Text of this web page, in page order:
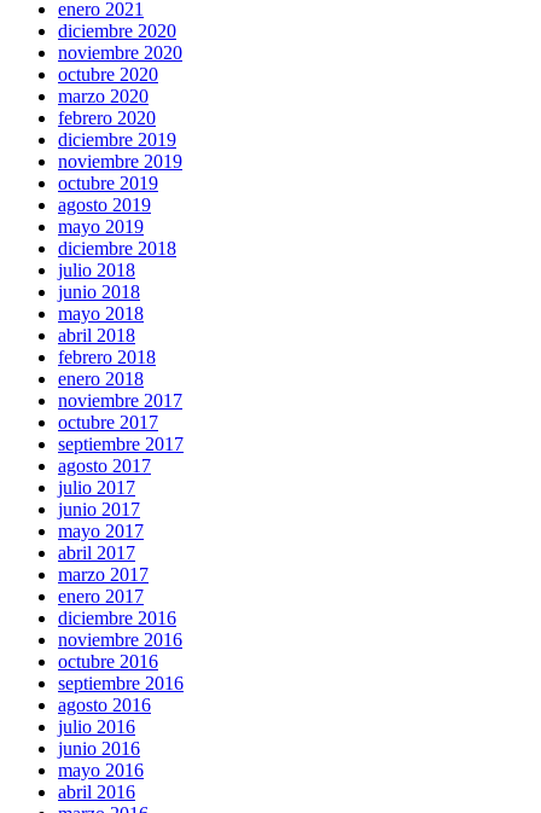
enero 2021
diciembre 2020
noviembre 2020
octubre 2020
marzo 2020
febrero 2020
diciembre 2019
noviembre 2019
octubre 2019
agosto 2019
mayo 2019
diciembre 2018
julio 2018
junio 2018
mayo 2018
abril 2018
febrero 2018
enero 2018
noviembre 2017
octubre 2017
septiembre 2017
agosto 2017
julio 2017
junio 2017
mayo 2017
abril 2017
marzo 2017
enero 2017
diciembre 2016
noviembre 2016
octubre 2016
septiembre 2016
agosto 2016
julio 2016
junio 2016
mayo 2016
abril 2016